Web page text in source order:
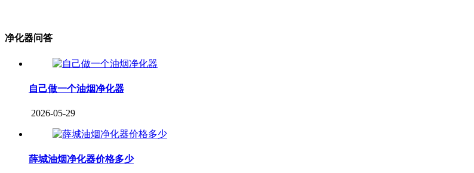
净化器问答
自己做一个油烟净化器
2026-05-29
薛城油烟净化器价格多少